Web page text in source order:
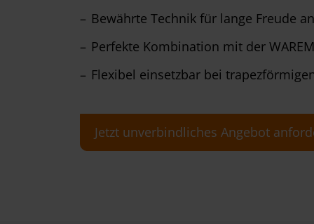
Bewährte Technik für lange Freude
Perfekte Kombination mit der
Flexibel einsetzbar bei
Jetzt unverbindliches Angebot